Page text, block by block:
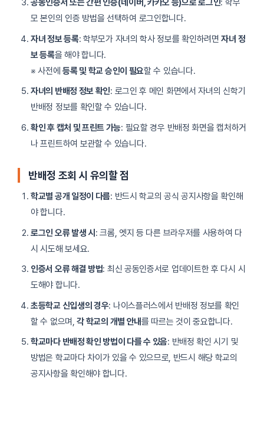
공동인증서 또는 간편 인증(네이버, 카카오 등)으로 로그인: 학부
모 본인의 인증 방법을 선택하여 로그인합니다.
자녀 정보 등록: 학부모가 자녀의 학사 정보를 확인하려면자녀 정
보 등록을 해야 합니다.
※ 사전에등록 및 학교 승인이 필요할 수 있습니다.
자녀의 반배정 정보 확인: 로그인 후 메인 화면에서 자녀의 신학기
반배정 정보를 확인할 수 있습니다.
확인 후 캡처 및 프린트 가능: 필요할 경우 반배정 화면을 캡처하거
나 프린트하여 보관할 수 있습니다.
반배정 조회 시 유의할 점
학교별 공개 일정이 다름: 반드시 학교의 공식 공지사항을 확인해
야 합니다.
로그인 오류 발생 시 : 크롬, 엣지 등 다른 브라우저를 사용하여 다
시 시도해 보세요.
인증서 오류 해결 방법: 최신 공동인증서로 업데이트한 후 다시 시
도해야 합니다.
초등학교 신입생의 경우: 나이스플러스에서 반배정 정보를 확인
할 수 없으며,각 학교의 개별 안내를 따르는 것이 중요합니다.
학교마다 반배정 확인 방법이 다를 수 있음: 반배정 확인 시기 및
방법은 학교마다 차이가 있을 수 있으므로, 반드시 해당 학교의
공지사항을 확인해야 합니다.